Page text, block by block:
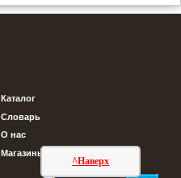
^Наверх
Каталог
Словарь
О нас
Магазины